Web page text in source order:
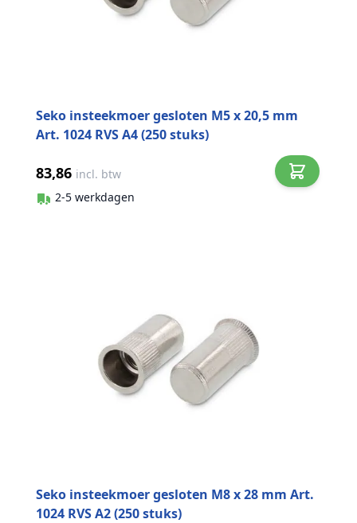
Seko insteekmoer gesloten M5 x 20,5 mm
Art. 1024 RVS A4 (250 stuks)
83,86 incl. btw
2-5 werkdagen
Seko insteekmoer gesloten M8 x 28 mm Art.
1024 RVS A2 (250 stuks)